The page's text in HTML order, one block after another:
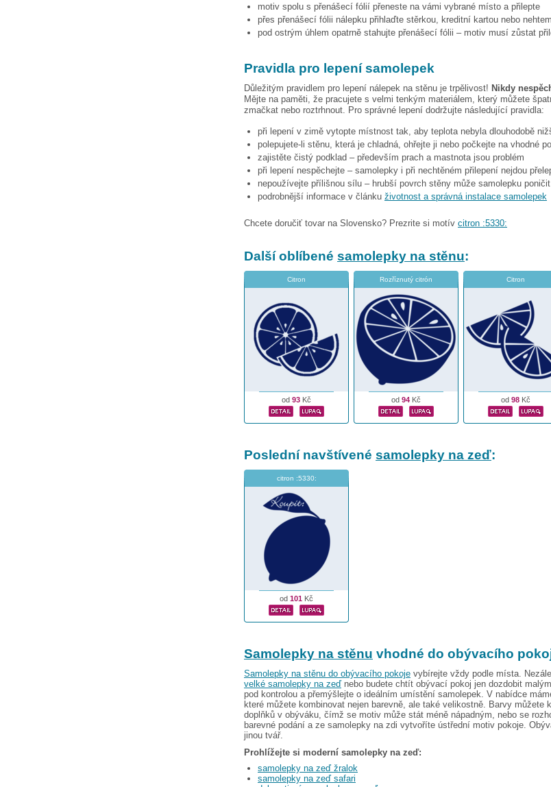
motiv spolu s přenášecí fólií přeneste na vámi vybrané místo a přilepte
přes přenášecí fólii nálepku přihlaďte stěrkou, kreditní kartou nebo nehtem
pod ostrým úhlem opatrně stahujte přenášecí fólii – motiv musí zůstat
Pravidla pro lepení samolepek
Důležitým pravidlem pro lepení nálepek na stěnu je trpělivost! Nikdy
Mějte na paměti, že pracujete s velmi tenkým materiálem, který můžete
zmačkat nebo roztrhnout. Pro správné lepení dodržujte následující pravidla:
při lepení v zimě vytopte místnost tak, aby teplota nebyla dlouhodobě
polepujete-li stěnu, která je chladná, ohřejte ji nebo počkejte na vhodné
zajistěte čistý podklad – především prach a mastnota jsou problém
při lepení nespěchejte – samolepky i při nechtěném přilepení nejdou
nepoužívejte přílišnou sílu – hrubší povrch stěny může samolepku poničit
podrobnější informace v článku životnost a správná instalace samolepek
Chcete doručiť tovar na Slovensko? Prezrite si motív citron :5330:
Další oblíbené samolepky na stěnu:
Citron
od 93 Kč
Rozříznutý citrón
od 94 Kč
Citron
od 98 Kč
Poslední navštívené samolepky na zeď:
citron :5330:
od 101 Kč
Samolepky na stěnu vhodné do obývacího
Samolepky na stěnu do obývacího pokoje vybírejte vždy podle místa.
velké samolepky na zeďnebo budete chtít obývací pokoj jen dozdobit
pod kontrolou a přemýšlejte o ideálním umístění samolepek. V nabídce
které můžete kombinovat nejen barevně, ale také velikostně. Barvy můžete
doplňků v obýváku, čímž se motiv může stát méně nápadným, nebo se
barevné podání a ze samolepky na zdi vytvoříte ústřední motiv pokoje.
jinou tvář.
Prohlížejte si moderní samolepky na zeď:
samolepky na zeď žralok
samolepky na zeď safari